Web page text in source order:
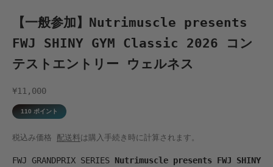
【一般参加】Nutrimuscle presents
FWJ SHINY GYM Classic 2026 コン
テストエントリー ウェルネス
セール価格
¥11,000
110 ポイント
税込み価格 配送料は購入手続き時に計算されます。
FWJ GRANDPRIX SERIES Nutrimuscle presents FWJ SHINY